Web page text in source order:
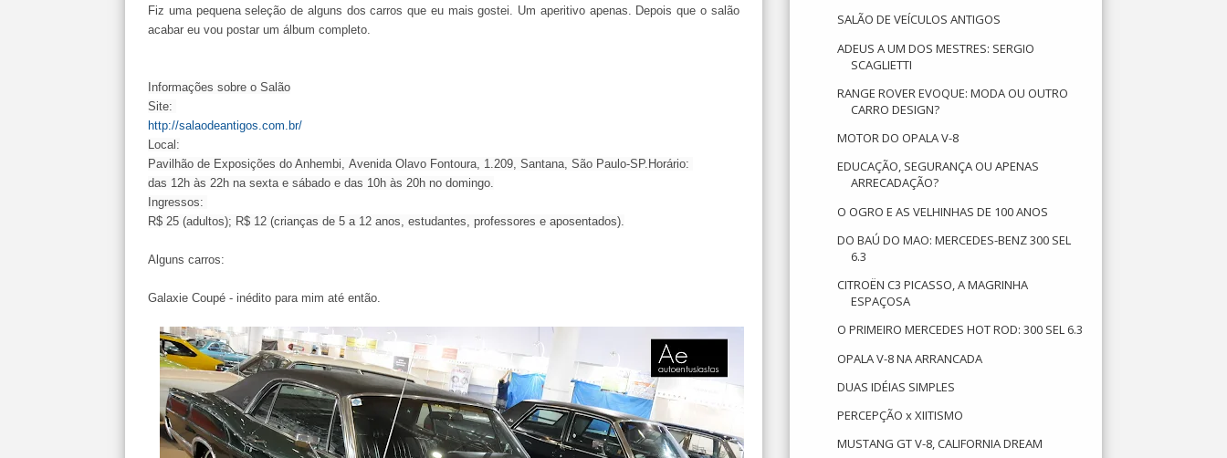
Fiz uma pequena seleção de alguns dos carros que eu mais gostei. Um aperitivo apenas. Depois que o salão
acabar eu vou postar um álbum completo.
Informações sobre o Salão
Site:
http://salaodeantigos.com.br/
Local:
Pavilhão de Exposições do Anhembi, Avenida Olavo Fontoura, 1.209, Santana, São Paulo-SP. Horário:
das 12h às 22h na sexta e sábado e das 10h às 20h no domingo.
Ingressos:
R$ 25 (adultos); R$ 12 (crianças de 5 a 12 anos, estudantes, professores e aposentados).
Alguns carros:
Galaxie Coupé - inédito para mim até então.
SALÃO DE VEÍCULOS ANTIGOS
ADEUS A UM DOS MESTRES: SERGIO
SCAGLIETTI
RANGE ROVER EVOQUE: MODA OU OUTRO
CARRO DESIGN?
MOTOR DO OPALA V-8
EDUCAÇÃO, SEGURANÇA OU APENAS
ARRECADAÇÃO?
O OGRO E AS VELHINHAS DE 100 ANOS
DO BAÚ DO MAO: MERCEDES-BENZ 300 SEL
6.3
CITROËN C3 PICASSO, A MAGRINHA
ESPAÇOSA
O PRIMEIRO MERCEDES HOT ROD: 300 SEL 6.3
OPALA V-8 NA ARRANCADA
DUAS IDÉIAS SIMPLES
PERCEPÇÃO x XIITISMO
MUSTANG GT V-8, CALIFORNIA DREAM